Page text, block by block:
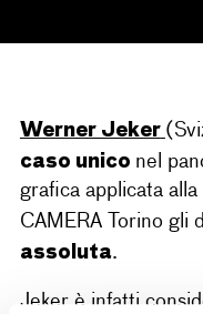
Werner Jeker
caso unico nel
grafica applicata
CAMERA Torino gli
assoluta.
Jeker è infatti